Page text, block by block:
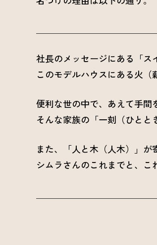
社長のメッセージにある「ス
このモデルハウスにある火（
便利な世の中で、あえて手間
そんな家族の「一刻（ひとと
また、「人と木（人木）」が
シムラさんのこれまでと、こ